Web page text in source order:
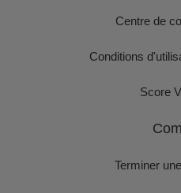
Centre de
Conditions
Score
Terminer